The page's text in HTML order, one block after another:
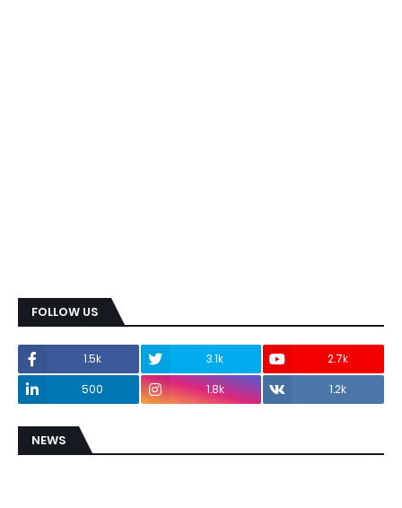
FOLLOW US
1.5k 3.1k
2.7k
500
1.8k 1.2k
NEWS